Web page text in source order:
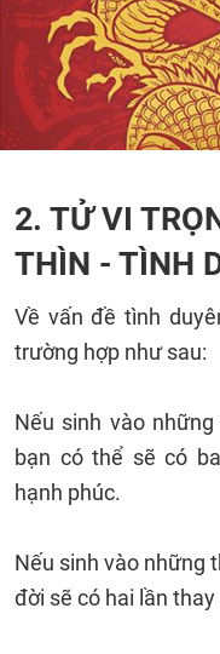
2. TỬ VI
THÌN - TÌNH
Về vấn đề tình
trường hợp như sau:
Nếu sinh vào
bạn có thể sẽ có
hạnh phúc.
Nếu sinh vào những
đời sẽ có hai lần